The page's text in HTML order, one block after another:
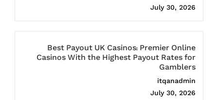
July 30, 2026
Best Payout UK Casinos: Premier Online
Casinos With the Highest Payout Rates for
Gamblers
itqanadmin
July 30, 2026